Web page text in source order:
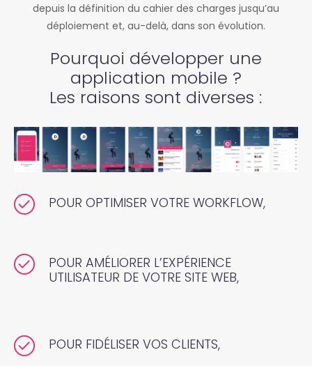
depuis la définition du cahier des charges jusqu’au
déploiement et, au-delà, dans son évolution.
Pourquoi développer une
application mobile ?
Les raisons sont diverses :
POUR OPTIMISER VOTRE WORKFLOW,
POUR AMÉLIORER L’EXPÉRIENCE
UTILISATEUR DE VOTRE SITE WEB,
POUR FIDÉLISER VOS CLIENTS,